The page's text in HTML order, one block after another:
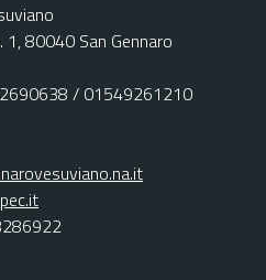
1, 80040 San Gennaro
/ 01549261210